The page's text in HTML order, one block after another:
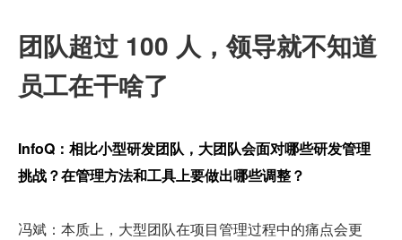
团队超过 100 人，领导就不知道
员工在干啥了
InfoQ：相比小型研发团队，大团队会面对哪些研发管理
挑战？在管理方法和工具上要做出哪些调整？
冯斌：本质上，大型团队在项目管理过程中的痛点会更